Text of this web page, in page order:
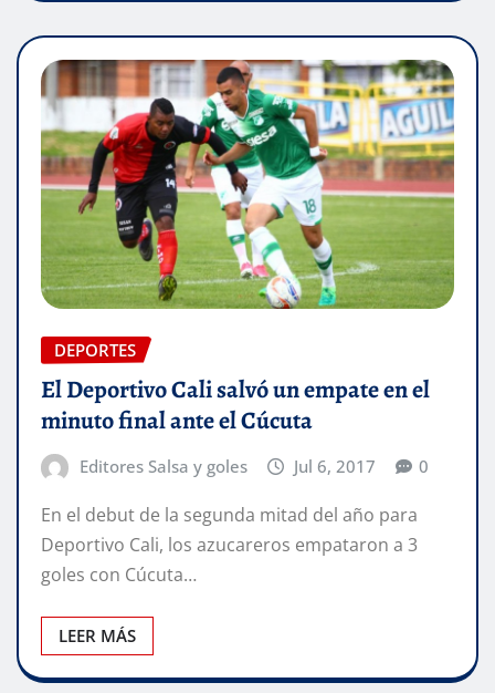
DEPORTES
El Deportivo Cali salvó un empate en el
minuto final ante el Cúcuta
Editores Salsa y goles Jul 6, 2017 0
En el debut de la segunda mitad del año para
Deportivo Cali, los azucareros empataron a 3
goles con Cúcuta…
LEER MÁS